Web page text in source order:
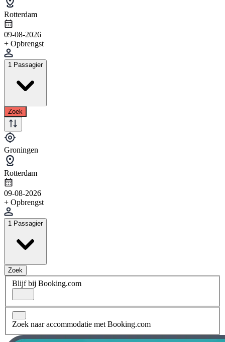
Rotterdam
09-08-2026
+ Opbrengst
1 Passagier
Zoek
Groningen
Rotterdam
09-08-2026
+ Opbrengst
1 Passagier
Zoek
Blijf bij Booking.com
Zoek naar accommodatie met Booking.com